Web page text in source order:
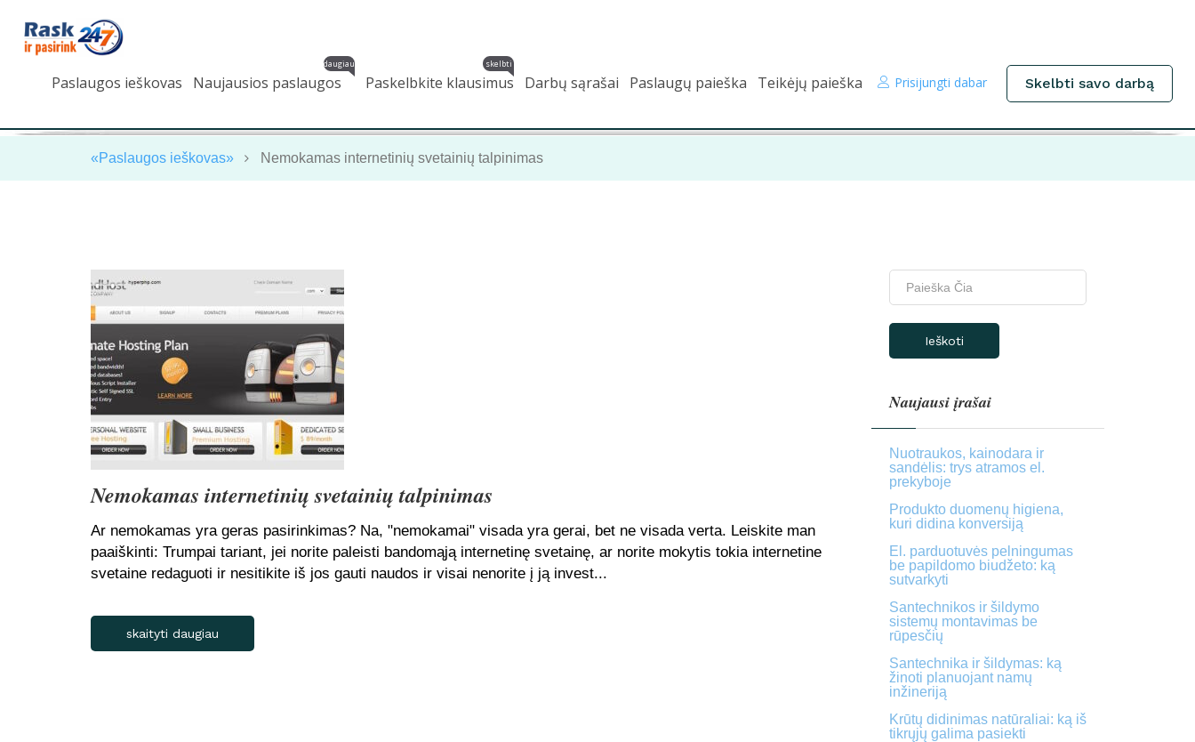
Paslaugos ieškovas Naujausios paslaugos
daugiau
Paskelbkite klausimus
skelbti
Darbų sąrašai Paslaugų paieška Teikėjų paieška Prisijungti dabar Skelbti savo darbą
«Paslaugos ieškovas» Nemokamas internetinių svetainių talpinimas
Nemokamas internetinių svetainių talpinimas
Ar nemokamas yra geras pasirinkimas? Na, "nemokamai" visada yra gerai, bet ne visada verta. Leiskite man
paaiškinti: Trumpai tariant, jei norite paleisti bandomąją internetinę svetainę, ar norite mokytis tokia internetine
svetaine redaguoti ir nesitikite iš jos gauti naudos ir visai nenorite į ją invest...
skaityti daugiau
Ieškoti
Naujausi įrašai
Nuotraukos, kainodara ir
sandėlis: trys atramos el.
prekyboje
Produkto duomenų higiena,
kuri didina konversiją
El. parduotuvės pelningumas
be papildomo biudžeto: ką
sutvarkyti
Santechnikos ir šildymo
sistemų montavimas be
rūpesčių
Santechnika ir šildymas: ką
žinoti planuojant namų
inžineriją
Krūtų didinimas natūraliai: ką iš
tikrųjų galima pasiekti